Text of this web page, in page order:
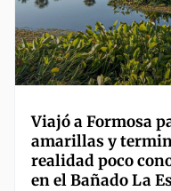
Viajó a Formosa
amarillas y
realidad poco
en el Bañado La